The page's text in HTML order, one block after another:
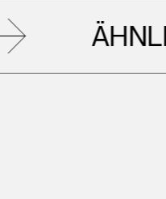
ÄHNLICHE